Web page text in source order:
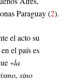
Paraguay (2).
el acto su
el país es
«la
sino